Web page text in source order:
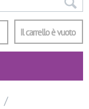
Il carrello è vuoto
/